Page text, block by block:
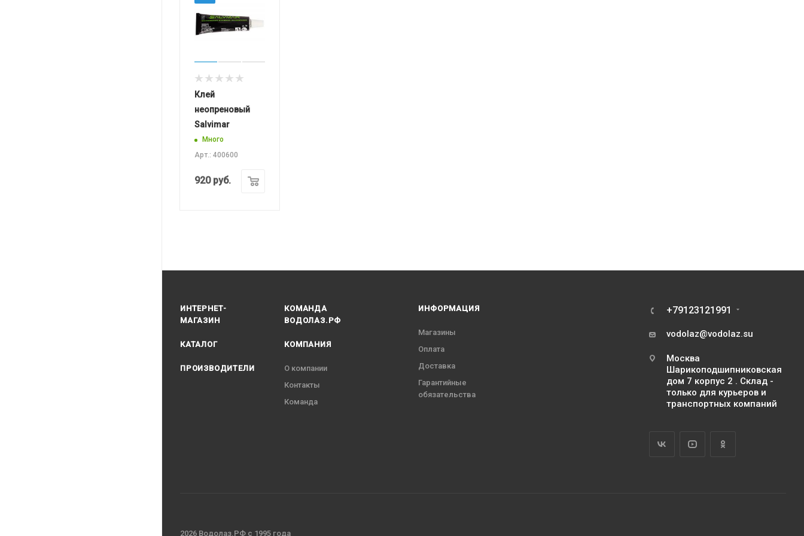
Клей
неопреновый
Salvimar
Много
Арт.: 400600
920руб.
ИНТЕРНЕТ-
МАГАЗИН
КАТАЛОГ
ПРОИЗВОДИТЕЛИ
КОМАНДА
ВОДОЛАЗ.РФ
КОМПАНИЯ
О компании
Контакты
Команда
ИНФОРМАЦИЯ
Магазины
Оплата
Доставка
Гарантийные
обязательства
+79123121991
vodolaz@vodolaz.su
Москва
Шарикоподшипниковская
дом 7 корпус 2 . Склад -
только для курьеров и
транспортных компаний
2026 Водолаз.РФ с 1995 года